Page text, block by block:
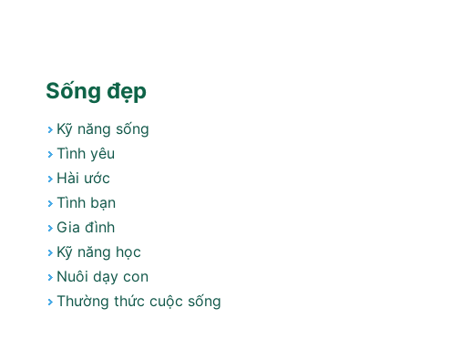
Sống đẹp
Kỹ năng sống
Tình yêu
Hài ước
Tình bạn
Gia đình
Kỹ năng học
Nuôi dạy con
Thường thức cuộc sống